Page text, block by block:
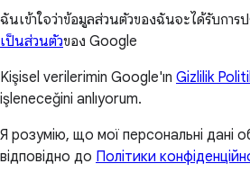
ฉันเข้าใจว่าข้อมูลส่วนตัวของฉันจะได้รับการ
เป็นส่วนตัวของ Google
Kişisel verilerimin Google'ın Gizlilik
işleneceğini anlıyorum.
Я розумію, що мої персональні дані
відповідно до Політики